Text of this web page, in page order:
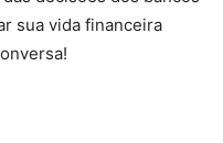
sua vida financeira